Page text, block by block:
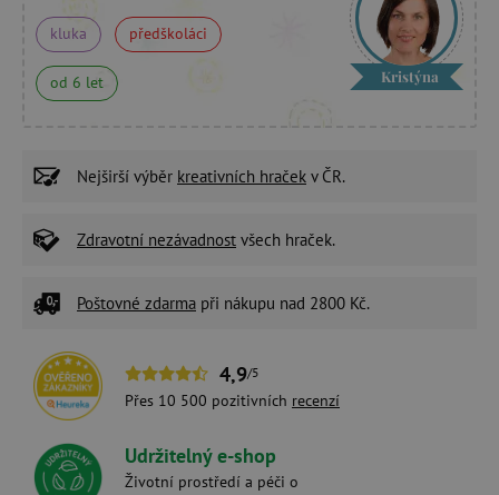
kluka předškoláci
od 6 let Kristýna
Nejširší výběr kreativních hraček v ČR.
Zdravotní nezávadnost všech hraček.
Poštovné zdarma při nákupu nad 2800 Kč.
4,9/5
Přes 10 500 pozitivních recenzí
Udržitelný e-shop
Životní prostředí a péči o